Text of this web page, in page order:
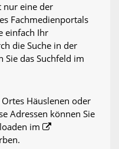
nur eine der
Fachmedienportals
einfach Ihr
die Suche in der
Sie das Suchfeld im
Häuslenen oder
Adressen können Sie
im